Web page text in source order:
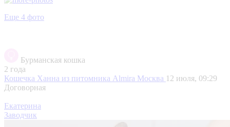
Еще 4 фото
Бурманская кошка
2 года
Кошечка Ханна из питомника Almirа Москва 12 июля, 09:29
Договорная
Екатерина
Заводчик